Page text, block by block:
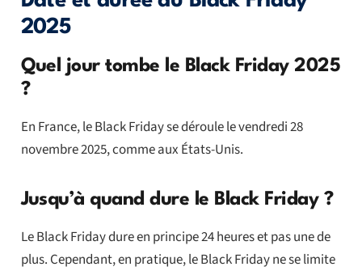
2025
Quel jour tombe le Black Friday 2025
?
En France, le Black Friday se déroule le vendredi 28
novembre 2025, comme aux États-Unis.
Jusqu’à quand dure le Black Friday ?
Le Black Friday dure en principe 24 heures et pas une de
plus. Cependant, en pratique, le Black Friday ne se limite